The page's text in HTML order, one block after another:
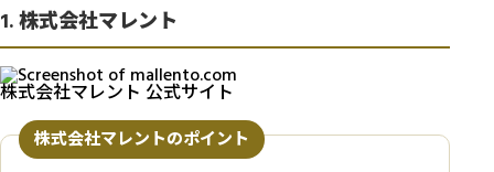
1. 株式会社マレント
株式会社マレント 公式サイト
株式会社マレントのポイント